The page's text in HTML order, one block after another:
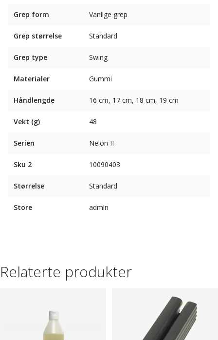
Grep form Vanlige grep
Grep størrelse Standard
Grep type Swing
Materialer Gummi
Håndlengde 16 cm, 17 cm, 18 cm, 19 cm
Vekt (g) 48
Serien Neion II
Sku 2 10090403
Størrelse Standard
Store admin
Relaterte produkter